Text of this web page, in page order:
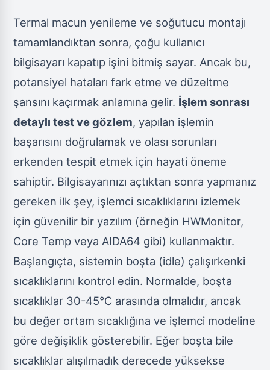
Termal macun yenileme ve soğutucu montajı
tamamlandıktan sonra, çoğu kullanıcı
bilgisayarı kapatıp işini bitmiş sayar. Ancak bu,
potansiyel hataları fark etme ve düzeltme
şansını kaçırmak anlamına gelir. İşlem sonrası
detaylı test ve gözlem, yapılan işlemin
başarısını doğrulamak ve olası sorunları
erkenden tespit etmek için hayati öneme
sahiptir. Bilgisayarınızı açtıktan sonra yapmanız
gereken ilk şey, işlemci sıcaklıklarını izlemek
için güvenilir bir yazılım (örneğin HWMonitor,
Core Temp veya AIDA64 gibi) kullanmaktır.
Başlangıçta, sistemin boşta (idle) çalışırkenki
sıcaklıklarını kontrol edin. Normalde, boşta
sıcaklıklar 30-45°C arasında olmalıdır, ancak
bu değer ortam sıcaklığına ve işlemci modeline
göre değişiklik gösterebilir. Eğer boşta bile
sıcaklıklar alışılmadık derecede yüksekse